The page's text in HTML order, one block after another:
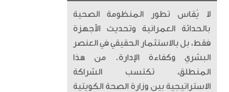
لا يُقاس تطور المنظومة الصحية
بالحداثة العمرانية وتحديث الأجهزة
فقط، بل بالاستثمار الحقيقي في العنصر
البشري وكفاءة الإدارة. من هذا
المنطلق، تكتسب الشراكة
الاستراتيجية بين وزارة الصحة الكويتية